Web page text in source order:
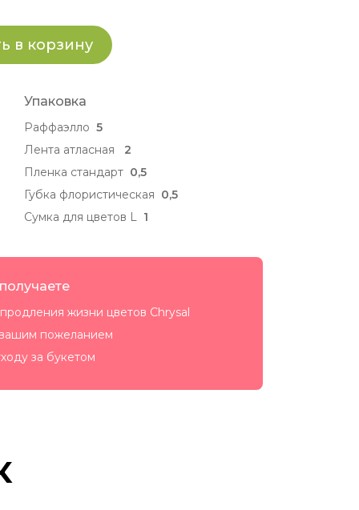
в корзину
Упаковка
Раффаэлло 5
Лента атласная
2
Пленка стандарт 0,5
Губка флористическая 0,5
Сумка для цветов L 1
жизни цветов Chrysal
пожеланием
за букетом